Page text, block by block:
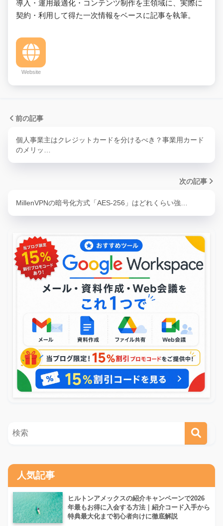
導入・運用最適化・コンテンツ制作を主領域に、実際に
契約・利用して得た一次情報をベースに記事を執筆。
Website
前の記事
個人事業主はクレジットカードを分けるべき？事業用カード
のメリッ…
次の記事
MillenVPNの暗号化方式「AES-256」はどれくらい強…
人気記事
ヒルトンアメックスの紹介キャンペーンで2026
年最もお得に入会する方法｜紹介コード入手から
特典最大化まで初心者向けに徹底解説